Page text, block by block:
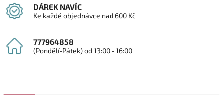
DÁREK NAVÍC
Ke každé objednávce nad 600 Kč
777964858
(Pondělí-Pátek) od 13:00 - 16:00